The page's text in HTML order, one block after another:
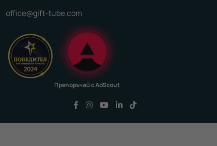
office@gift-tube.com
Препоръчай с AdScout
Последвайте ни във Facebook
Последвайте ни във Instagram
Последвайте ни във
Последвайте ни във